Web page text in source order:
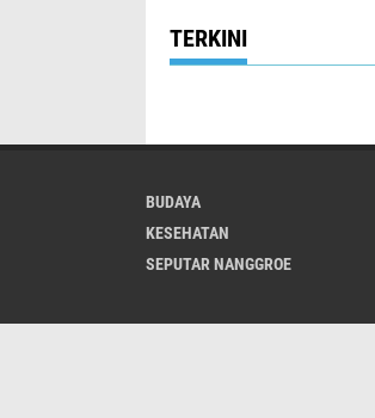
TERKINI
BUDAYA
KESEHATAN
SEPUTAR NANGGROE